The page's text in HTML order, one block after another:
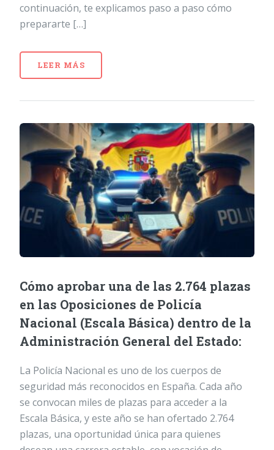
continuación, te explicamos paso a paso cómo
prepararte […]
LEER MÁS
Cómo aprobar una de las 2.764 plazas
en las Oposiciones de Policía
Nacional (Escala Básica) dentro de la
Administración General del Estado:
La Policía Nacional es uno de los cuerpos de
seguridad más reconocidos en España. Cada año
se convocan miles de plazas para acceder a la
Escala Básica, y este año se han ofertado 2.764
plazas, una oportunidad única para quienes